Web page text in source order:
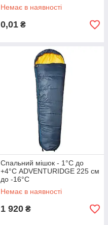
Немає в наявності
0,01 ₴
Спальний мішок - 1°С до
+4°С ADVENTURIDGE 225 см
до -16°С
Немає в наявності
1 920 ₴